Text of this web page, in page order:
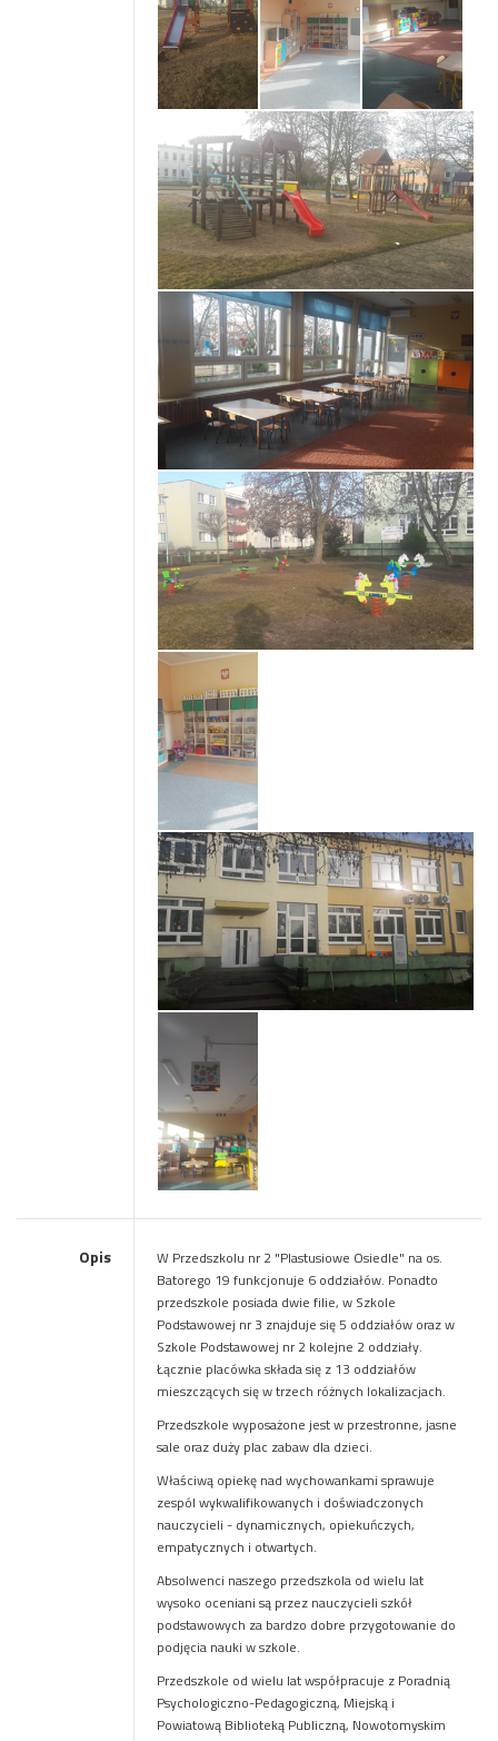
Opis
W Przedszkolu nr 2 "Plastusiowe Osiedle" na os.
Batorego 19 funkcjonuje 6 oddziałów. Ponadto
przedszkole posiada dwie filie, w Szkole
Podstawowej nr 3 znajduje się 5 oddziałów oraz w
Szkole Podstawowej nr 2 kolejne 2 oddziały.
Łącznie placówka składa się z 13 oddziałów
mieszczących się w trzech różnych lokalizacjach.
Przedszkole wyposażone jest w przestronne, jasne
sale oraz duży plac zabaw dla dzieci.
Właściwą opiekę nad wychowankami sprawuje
zespól wykwalifikowanych i doświadczonych
nauczycieli - dynamicznych, opiekuńczych,
empatycznych i otwartych.
Absolwenci naszego przedszkola od wielu lat
wysoko oceniani są przez nauczycieli szkół
podstawowych za bardzo dobre przygotowanie do
podjęcia nauki w szkole.
Przedszkole od wielu lat współpracuje z Poradnią
Psychologiczno-Pedagogiczną, Miejską i
Powiatową Biblioteką Publiczną, Nowotomyskim